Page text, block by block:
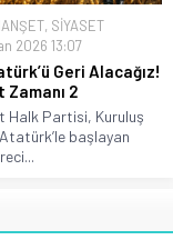
, SİYASET
2026 13:07
Geri Alacağız!
Zamanı 2
Halk Partisi, Kuruluş
başlayan